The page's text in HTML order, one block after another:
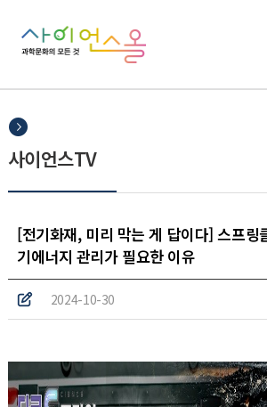
사이언스TV
[전기화재, 미리 막는 게 답이다] 스프링
기에너지 관리가 필요한 이유
2024-10-30